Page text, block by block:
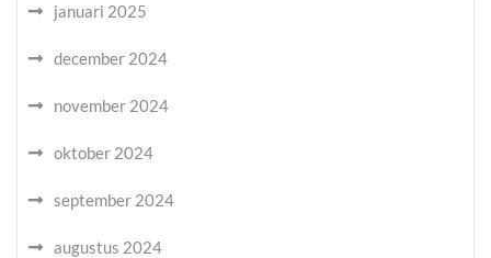
januari 2025
december 2024
november 2024
oktober 2024
september 2024
augustus 2024